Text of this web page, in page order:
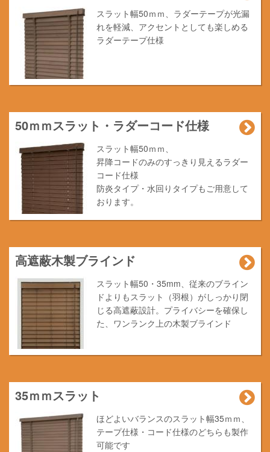
スラット幅50ｍｍ、ラダーテープが光漏
れを軽減、アクセントとしても楽しめる
ラダーテープ仕様
50ｍｍスラット・ラダーコード仕様
スラット幅50ｍｍ、
昇降コードのみのすっきり見えるラダー
コード仕様
防炎タイプ・水回りタイプもご用意して
おります。
高遮蔽木製ブラインド
スラット幅50・35mm、従来のブライン
ドよりもスラット（羽根）がしっかり閉
じる高遮蔽設計。プライバシーを確保し
た、ワンランク上の木製ブラインド
35ｍｍスラット
ほどよいバランスのスラット幅35ｍｍ、
テープ仕様・コード仕様のどちらも製作
可能です